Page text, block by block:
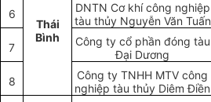
Thái
Bình
6
DNTN Cơ khí công nghiệp
tàu thủy Nguyễn Văn Tuấn
7
Công ty cổ phần đóng tàu
Đại Dương
8
Công ty TNHH MTV công
nghiệp tàu thủy Diêm Điền